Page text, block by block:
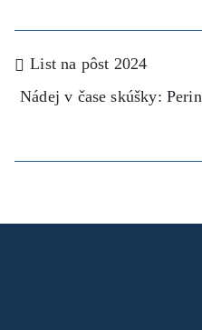
Navigácia
v
článku
List na pôst 2024
Nádej v čase skúšky: